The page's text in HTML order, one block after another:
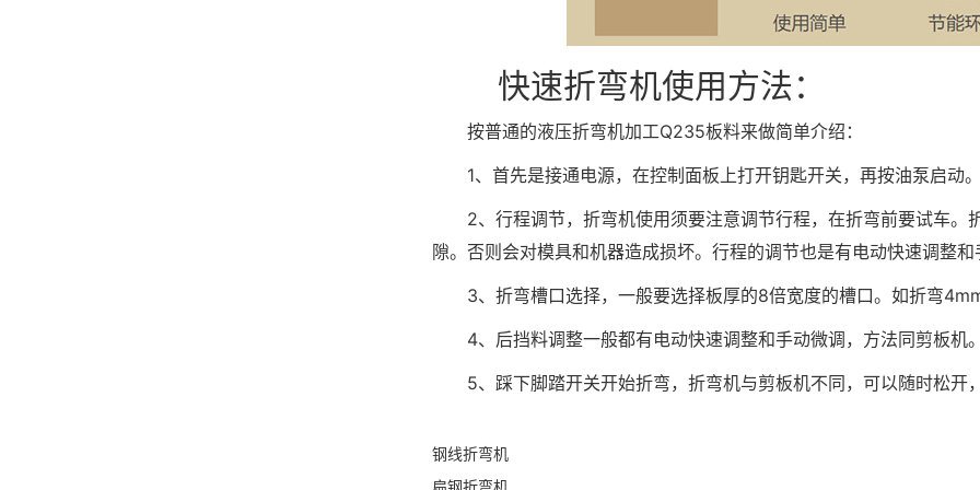
快速折弯机使用方法：
按普通的液压折弯机加工Q235板料来做简单介绍：
1、首先是接通电源，在控制面板上打开钥匙开关，再按油泵启动
2、行程调节，折弯机使用须要注意调节行程，在折弯前要试车。
隙。否则会对模具和机器造成损坏。行程的调节也是有电动快速调整和
3、折弯槽口选择，一般要选择板厚的8倍宽度的槽口。如折弯
4、后挡料调整一般都有电动快速调整和手动微调，方法同剪板机
5、踩下脚踏开关开始折弯，折弯机与剪板机不同，可以随时松开
钢线折弯机